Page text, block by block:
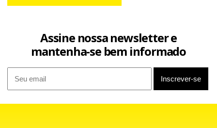
Embora as investigações da PF sejam preliminares, o MPF
medida busca impedir que o empresário se desfaça de seu
Assine nossa newsletter e
mantenha-se bem informado